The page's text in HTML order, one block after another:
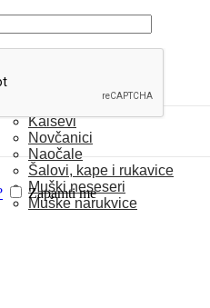
Zapamti me
Kaiševi
Novčanici
Naočale
Šalovi, kape i rukavice
Muški neseseri
Muške narukvice